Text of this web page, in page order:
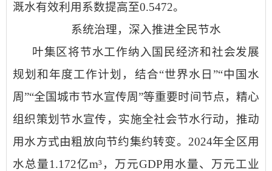
溉水有效利用系数提高至0.5472。
系统治理，深入推进全民节水
叶集区将节水工作纳入国民经济和社会发展
规划和 年度工作计划，结合“世界水日 ”“中国水
周”“全国城市节水宣传周”等重要时间节点，精心
组织策划节水宣传 ，实施全社会节水行动，推动
用水方式由粗放向节约集约转变。 2024年全区用
水总量1.172亿m³， 万元GDP用水量、万元工业